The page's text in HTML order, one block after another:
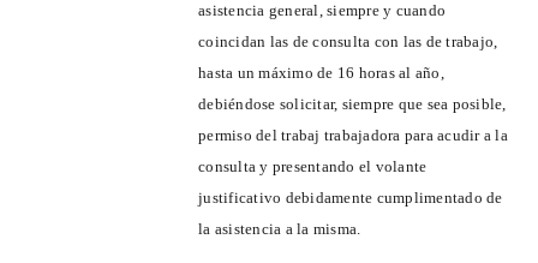
asistencia general, siempre y cuando
coincidan las de consulta con las de trabajo,
hasta un máximo de 16 horas al año,
debiéndose solicitar, siempre que sea posible,
permiso del trabaj trabajadora para acudir a la
consulta y presentando el volante
justificativo debidamente cumplimentado de
la asistencia a la misma.